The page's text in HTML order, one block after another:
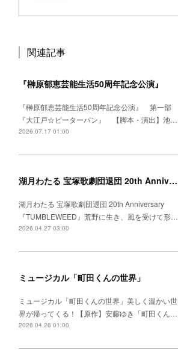
関連記事
『榊原郁恵芸能生活50周年記念公演』
『榊原郁恵芸能生活50周年記念公演』 第一部
『大江戸☆ピーターパン』 【脚本・演出】池…
2026.07.17 01:00
湖月わたる 宝塚歌劇団退団 20th Anniversary 『TUMBLEWEED』
湖月わたる 宝塚歌劇団退団 20th Anniversary
『TUMBLEWEED』荒野に生き、風を受けて形…
2026.04.27 03:00
ミュージカル「町田くんの世界」
ミュージカル「町田くんの世界」美しく温かい世
界が帰ってくる！【原作】安藤ゆき「町田くん…
2026.04.26 01:00